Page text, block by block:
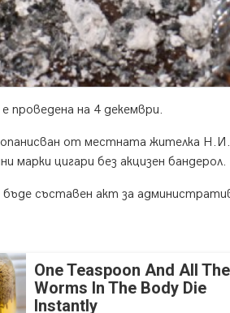
проведена на 4 декември.
от местната жителка
марки цигари без акцизен бандерол.
съставен акт за
One Teaspoon And All The
Worms In The Body Die
Instantly